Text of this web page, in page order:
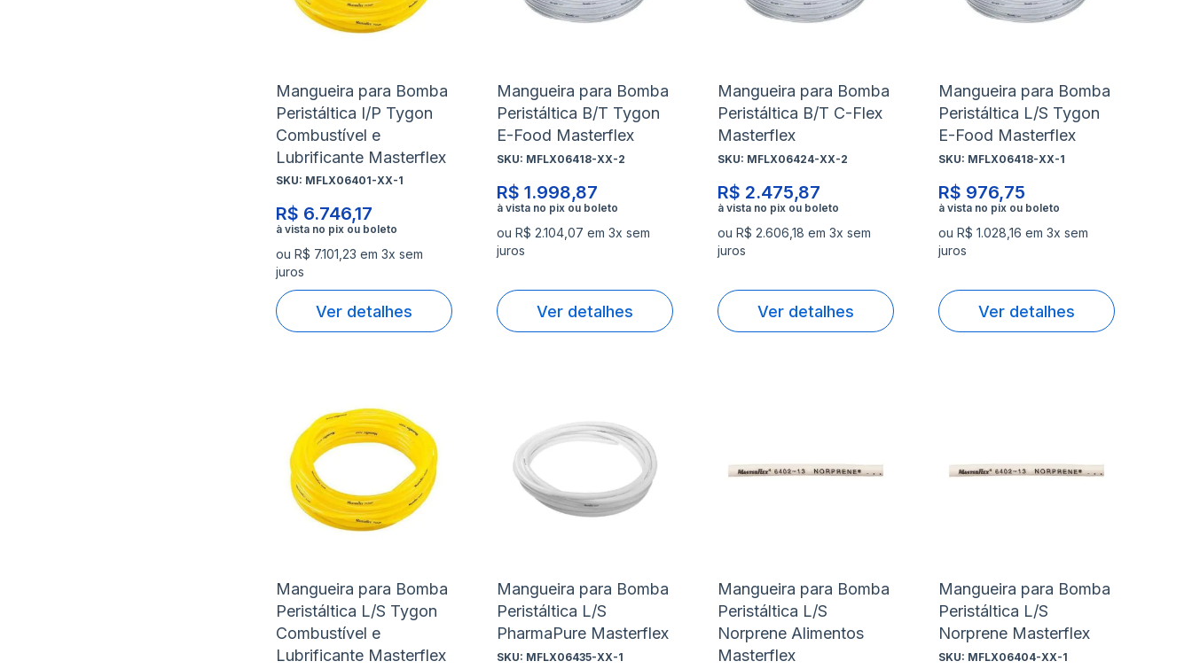
Mangueira para Bomba
Peristáltica I/P Tygon
Combustível e
Lubrificante Masterflex
SKU: MFLX06401-XX-1
R$ 6.746,17
ou R$ 7.101,23 em 3x sem
juros
Ver detalhes
Comparar
Mangueira para Bomba
Peristáltica B/T Tygon
E-Food Masterflex
SKU: MFLX06418-XX-2
R$ 1.998,87
ou R$ 2.104,07 em 3x sem
juros
Ver detalhes
Comparar
Mangueira para Bomba
Peristáltica B/T C-Flex
Masterflex
SKU: MFLX06424-XX-2
R$ 2.475,87
ou R$ 2.606,18 em 3x sem
juros
Ver detalhes
Comparar
Mangueira para Bomba
Peristáltica L/S Tygon
E-Food Masterflex
SKU: MFLX06418-XX-1
R$ 976,75
ou R$ 1.028,16 em 3x sem
juros
Ver detalhes
Mangueira para Bomba
Peristáltica L/S Tygon
Combustível e
Lubrificante Masterflex
lista
de
Adicionar
para
Comparar
Mangueira para Bomba
Peristáltica L/S
PharmaPure Masterflex
SKU: MFLX06435-XX-1
lista
para
Mangueira para Bomba
Peristáltica L/S
Norprene Alimentos
Masterflex
lista
para
Mangueira para Bomba
Peristáltica L/S
Norprene Masterflex
SKU: MFLX06404-XX-1